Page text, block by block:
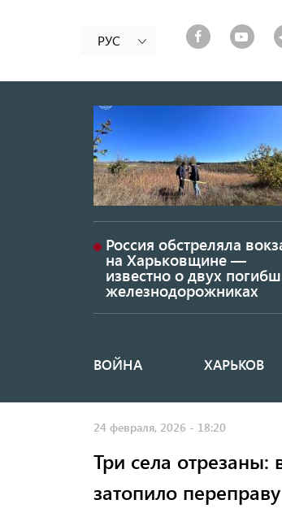
РУС
Россия обстреляла
на Харьковщине —
известно о двух
железнодорожниках
Основная
ВОЙНА ХАРЬКОВ
24 февраля, 2026 - 18:20
Три села отрезаны:
затопило